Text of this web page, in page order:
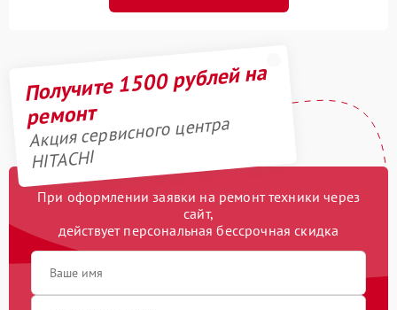
Получите 1500 рублей на
ремонт
Акция сервисного центра
HITACHI
При оформлении заявки на ремонт техники через
сайт,
действует персональная бессрочная скидка